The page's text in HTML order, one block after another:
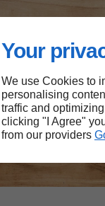
Your
We use Cookies to
personalising
traffic and
clicking "I Agree"
from our providers
bar à
tabac PMU